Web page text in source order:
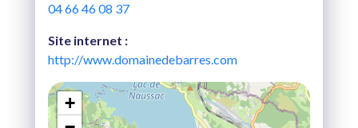
04 66 46 08 37
Site internet :
http://www.domainedebarres.com
+